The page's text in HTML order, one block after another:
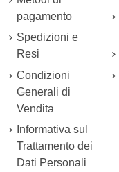
pagamento
Spedizioni e
Resi
Condizioni
Generali di
Vendita
Informativa sul
Trattamento dei
Dati Personali